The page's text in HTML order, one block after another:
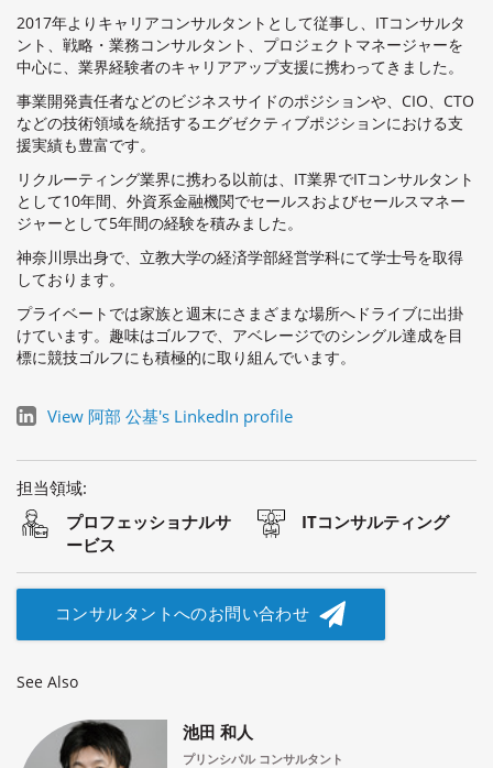
2017年よりキャリアコンサルタントとして従事し、ITコンサルタ
ント、戦略・業務コンサルタント、プロジェクトマネージャーを
中心に、業界経験者のキャリアアップ支援に携わってきました。
事業開発責任者などのビジネスサイドのポジションや、CIO、CTO
などの技術領域を統括するエグゼクティブポジションにおける支
援実績も豊富です。
リクルーティング業界に携わる以前は、IT業界でITコンサルタント
として10年間、外資系金融機関でセールスおよびセールスマネー
ジャーとして5年間の経験を積みました。
神奈川県出身で、立教大学の経済学部経営学科にて学士号を取得
しております。
プライベートでは家族と週末にさまざまな場所へドライブに出掛
けています。趣味はゴルフで、アベレージでのシングル達成を目
標に競技ゴルフにも積極的に取り組んでいます。
View 阿部 公基's LinkedIn profile
担当領域:
プロフェッショナルサ
ービス
ITコンサルティング
コンサルタントへのお問い合わせ
See Also
池田 和人
プリンシパル コンサルタント